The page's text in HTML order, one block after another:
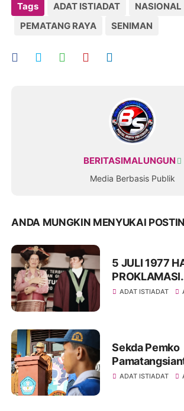
Tags ADAT ISTIADAT
NASIONAL
PEMATANG RAYA
SENIMAN
BERITASIMALUNGUN
Media Berbasis Publik
ANDA MUNGKIN MENYUKAI
5 JULI 1977
PROKLAMASI
ADAT ISTIADAT
Sekda Pemko
Sitanggang
ADAT ISTIADAT